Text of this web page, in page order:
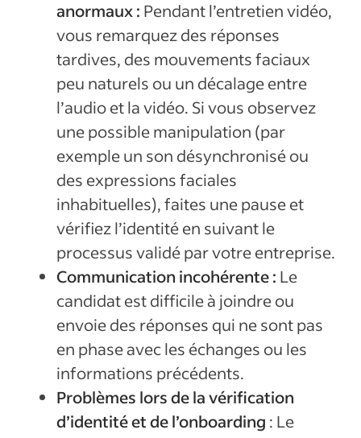
anormaux : Pendant l’entretien vidéo,
vous remarquez des réponses
tardives, des mouvements faciaux
peu naturels ou un décalage entre
l’audio et la vidéo. Si vous observez
une possible manipulation (par
exemple un son désynchronisé ou
des expressions faciales
inhabituelles), faites une pause et
vérifiez l’identité en suivant le
processus validé par votre entreprise.
Communication incohérente : Le
candidat est difficile à joindre ou
envoie des réponses qui ne sont pas
en phase avec les échanges ou les
informations précédents.
Problèmes lors de la vérification
d’identité et de l’onboarding : Le